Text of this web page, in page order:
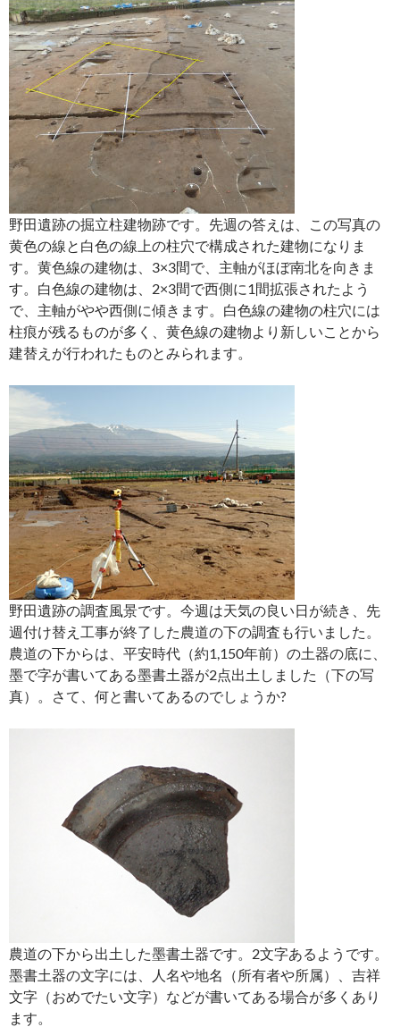
野田遺跡の掘立柱建物跡です。先週の答えは、この写真の
黄色の線と白色の線上の柱穴で構成された建物になりま
す。黄色線の建物は、3×3間で、主軸がほぼ南北を向きま
す。白色線の建物は、2×3間で西側に1間拡張されたよう
で、主軸がやや西側に傾きます。白色線の建物の柱穴には
柱痕が残るものが多く、黄色線の建物より新しいことから
建替えが行われたものとみられます。
野田遺跡の調査風景です。今週は天気の良い日が続き、先
週付け替え工事が終了した農道の下の調査も行いました。
農道の下からは、平安時代（約1,150年前）の土器の底に、
墨で字が書いてある墨書土器が2点出土しました（下の写
真）。さて、何と書いてあるのでしょうか?
農道の下から出土した墨書土器です。2文字あるようです。
墨書土器の文字には、人名や地名（所有者や所属）、吉祥
文字（おめでたい文字）などが書いてある場合が多くあり
ます。